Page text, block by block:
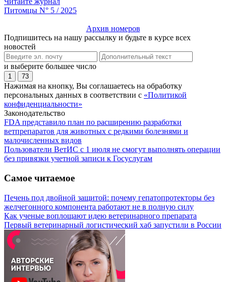
Питомцы N° 5 / 2025
Архив номеров
Подпишитесь на нашу рассылку и будьте в курсе всех
новостей
и выберите большее число
1 73
Нажимая на кнопку, Вы соглашаетесь на обработку
персональных данных в соответствии с «Политикой
конфиденциальности»
Законодательство
FDA представило план по расширению разработки
ветпрепаратов для животных с редкими болезнями и
малочисленных видов
Пользователи ВетИС с 1 июля не смогут выполнять операции
без привязки учетной записи к Госуслугам
Самое читаемое
Печень под двойной защитой: почему гепатопротекторы без
желчегонного компонента работают не в полную силу
Как ученые воплощают идею ветеринарного препарата
Первый ветеринарный логистический хаб запустили в России